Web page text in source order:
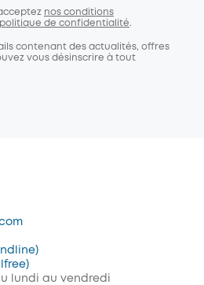
nos conditions
politique de confidentialité.
contenant des actualités, offres
vous désinscrire à tout
lundi au vendredi